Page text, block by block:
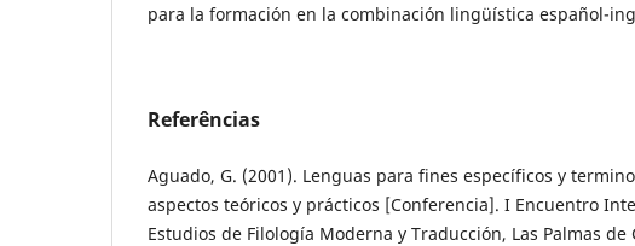
para la formación en la combinación lingüística español-
Referências
Aguado, G. (2001). Lenguas para fines específicos y
aspectos teóricos y prácticos [Conferencia]. I Encuentro
Estudios de Filología Moderna y Traducción, Las Palmas de